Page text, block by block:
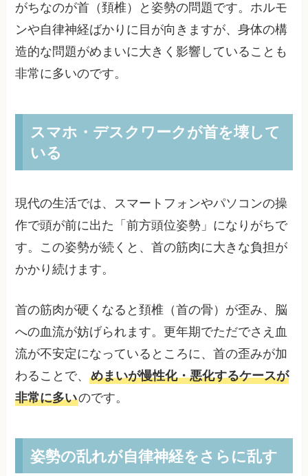
がちなのが首（頚椎）と姿勢の問題です。ホルモ
ンや自律神経ばかりに目が向きますが、身体の構
造的な問題がめまいに大きく影響していることも
非常に多いのです。
スマホ・デスクワークが首を壊して
いる
現代の生活では、スマートフォンやパソコンの操
作で頭が前に出た「前方頭位姿勢」になりがちで
す。この姿勢が続くと、首の筋肉に大きな負担が
かかり続けます。
首の筋肉が硬くなると頚椎（首の骨）が歪み、脳
への血流が妨げられます。更年期でただでさえ血
流が不安定になっているところに、首の歪みが加
わることで、めまいが慢性化・悪化するケースが
非常に多いのです。
姿勢の乱れが自律神経をさらに乱す